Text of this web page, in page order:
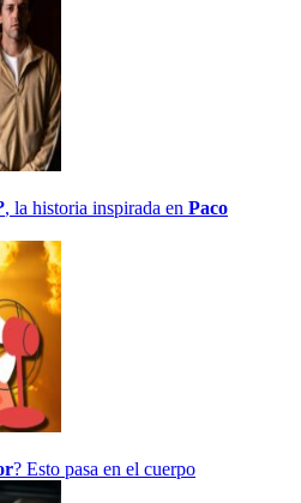
, la historia inspirada en Paco
? Esto pasa en el cuerpo